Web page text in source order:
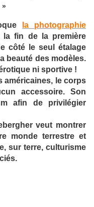
»
la photographie
la fin de la première
côté le seul étalage
beauté des modèles.
ni sportive !
américaines, le corps
accessoire. Son
afin de privilégier
veut montrer
monde terrestre et
sur terre, culturisme